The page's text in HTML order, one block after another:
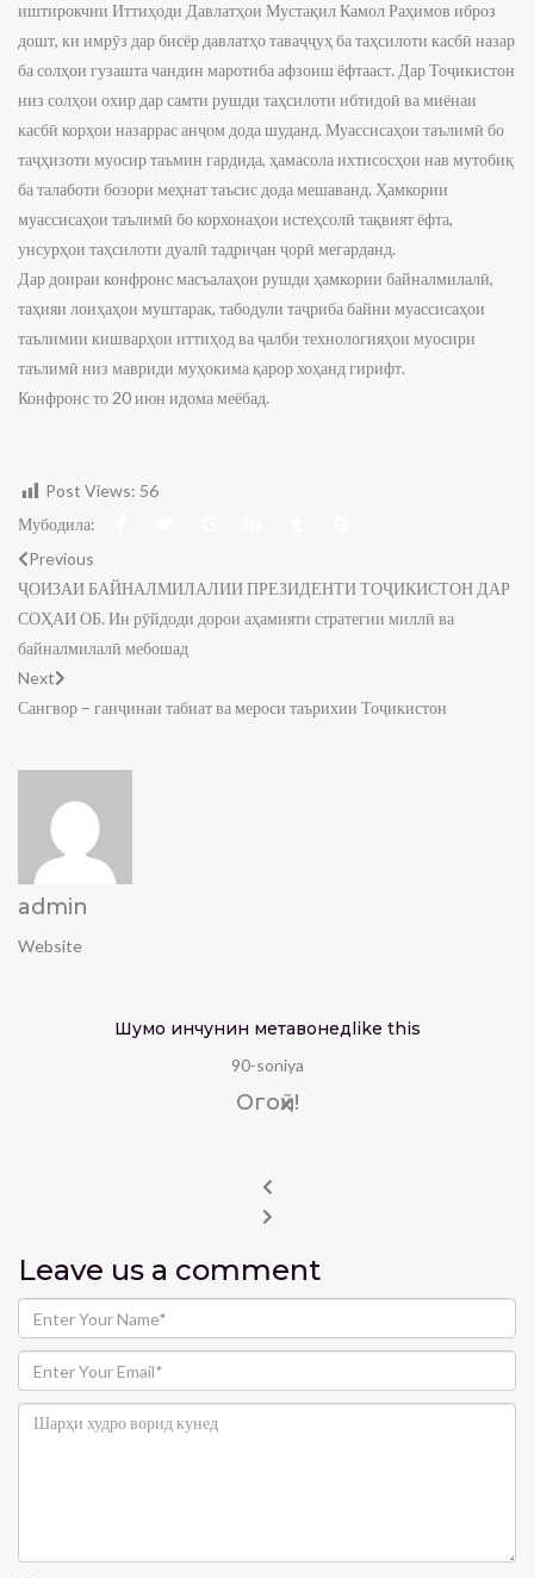
иштирокчии Иттиҳоди Давлатҳои Мустақил Камол Раҳимов иброз
дошт, ки имрӯз дар бисёр давлатҳо таваҷҷуҳ ба таҳсилоти касбӣ назар
ба солҳои гузашта чандин маротиба афзоиш ёфтааст. Дар Тоҷикистон
низ солҳои охир дар самти рушди таҳсилоти ибтидоӣ ва миёнаи
касбӣ корҳои назаррас анҷом дода шуданд. Муассисаҳои таълимӣ бо
таҷҳизоти муосир таъмин гардида, ҳамасола ихтисосҳои нав мутобиқ
ба талаботи бозори меҳнат таъсис дода мешаванд. Ҳамкории
муассисаҳои таълимӣ бо корхонаҳои истеҳсолӣ тақвият ёфта,
унсурҳои таҳсилоти дуалӣ тадриҷан ҷорӣ мегарданд.
Дар доираи конфронс масъалаҳои рушди ҳамкории байналмилалӣ,
таҳияи лоиҳаҳои муштарак, табодули таҷриба байни муассисаҳои
таълимии кишварҳои иттиҳод ва ҷалби технологияҳои муосири
таълимӣ низ мавриди муҳокима қарор хоҳанд гирифт.
Конфронс то 20 июн идома меёбад.
Post Views: 56
Мубодила:
Previous
ҶОИЗАИ БАЙНАЛМИЛАЛИИ ПРЕЗИДЕНТИ ТОҶИКИСТОН ДАР
СОҲАИ ОБ. Ин рӯйдоди дорои аҳамияти стратегии миллӣ ва
байналмилалӣ мебошад
Next
Сангвор – ганҷинаи табиат ва мероси таърихии Тоҷикистон
admin
Website
Шумо инчунин метавонедlike this
90-soniya
Огоҳӣ!
Leave us a comment